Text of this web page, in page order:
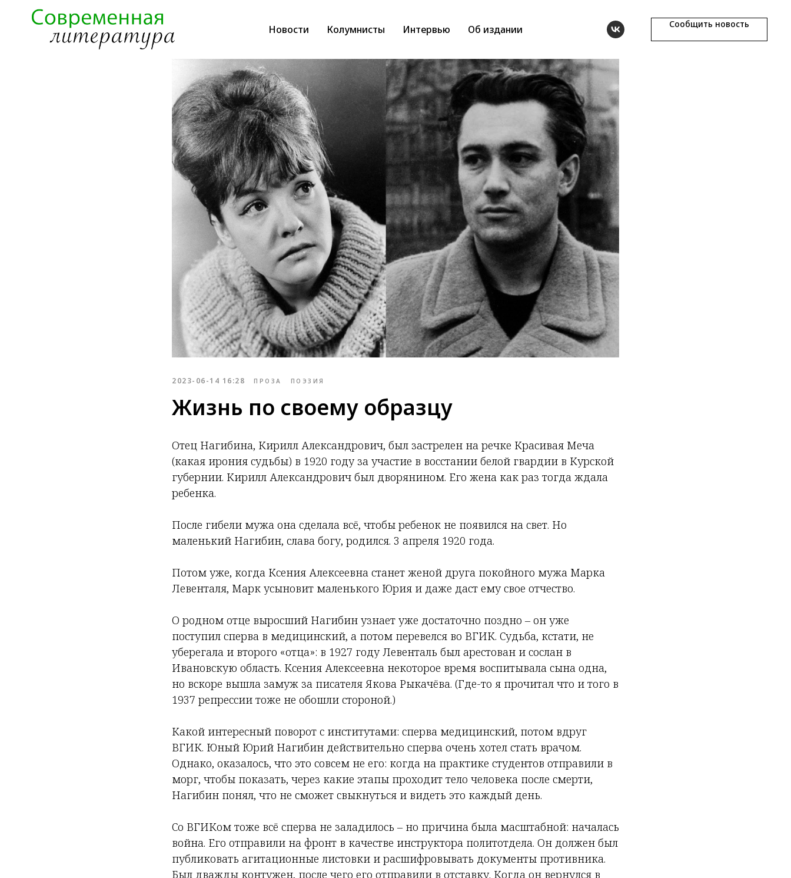
Новости Колумнисты Интервью Об издании Сообщить новость
2023-06-14 16:28 ПРОЗА ПОЭЗИЯ
Жизнь по своему образцу
Отец Нагибина, Кирилл Александрович, был застрелен на речке Красивая Меча
(какая ирония судьбы) в 1920 году за участие в восстании белой гвардии в Курской
губернии. Кирилл Александрович был дворянином. Его жена как раз тогда ждала
ребенка.
После гибели мужа она сделала всё, чтобы ребенок не появился на свет. Но
маленький Нагибин, слава богу, родился. 3 апреля 1920 года.
Потом уже, когда Ксения Алексеевна станет женой друга покойного мужа Марка
Левенталя, Марк усыновит маленького Юрия и даже даст ему свое отчество.
О родном отце выросший Нагибин узнает уже достаточно поздно – он уже
поступил сперва в медицинский, а потом перевелся во ВГИК. Судьба, кстати, не
уберегала и второго «отца»: в 1927 году Левенталь был арестован и сослан в
Ивановскую область. Ксения Алексеевна некоторое время воспитывала сына одна,
но вскоре вышла замуж за писателя Якова Рыкачёва. (Где-то я прочитал что и того в
1937 репрессии тоже не обошли стороной.)
Какой интересный поворот с институтами: сперва медицинский, потом вдруг
ВГИК. Юный Юрий Нагибин действительно сперва очень хотел стать врачом.
Однако, оказалось, что это совсем не его: когда на практике студентов отправили в
морг, чтобы показать, через какие этапы проходит тело человека после смерти,
Нагибин понял, что не сможет свыкнуться и видеть это каждый день.
Со ВГИКом тоже всё сперва не заладилось – но причина была масштабной: началась
война. Его отправили на фронт в качестве инструктора политотдела. Он должен был
публиковать агитационные листовки и расшифровывать документы противника.
Был дважды контужен, после чего его отправили в отставку. Когда он вернулся в